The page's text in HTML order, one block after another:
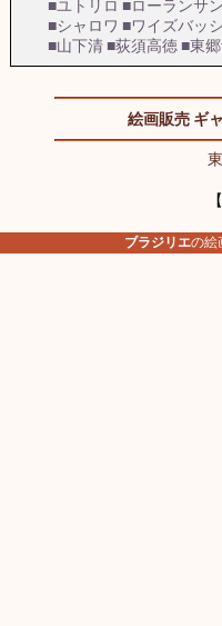
■ユトリロ ■ローランサン
■シャロワ ■ワイズバッ
■山下清■荻須高徳■東
絵画販売 ギ
ブラジリエの絵